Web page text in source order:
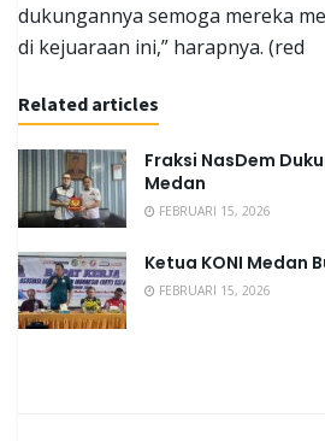
dukungannya semoga mereka
di kejuaraan ini,” harapnya. (red
Related articles
Fraksi NasDem
Medan
FEBRUARI 15, 2026
Ketua KONI Medan
FEBRUARI 15, 2026